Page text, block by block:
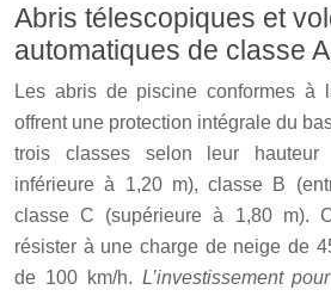
Abris télescopiques et
automatiques de classe
Les abris de piscine conformes à
offrent une protection intégrale du
trois classes selon leur
inférieure à 1,20 m), classe B
classe C (supérieure à 1,80 m).
résister à une charge de neige de
de 100 km/h. L’investissement